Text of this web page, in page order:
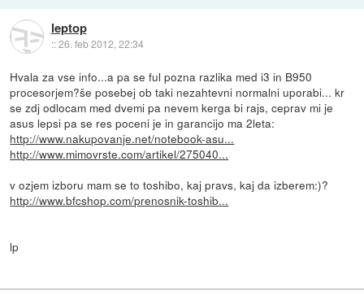
leptop
::26. feb 2012, 22:34
Hvala za vse info...a pa se ful pozna razlika med i3 in B950
procesorjem?še posebej ob taki nezahtevni normalni uporabi... kr
se zdj odlocam med dvemi pa nevem kerga bi rajs, ceprav mi je
asus lepsi pa se res poceni je in garancijo ma 2leta:
http://www.nakupovanje.net/notebook-asu...
http://www.mimovrste.com/artikel/275040...
v ozjem izboru mam se to toshibo, kaj pravs, kaj da izberem:)?
http://www.bfcshop.com/prenosnik-toshib...
lp